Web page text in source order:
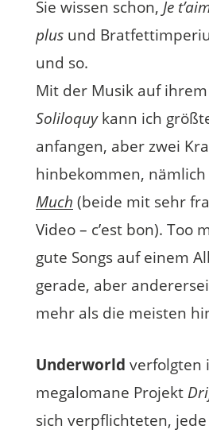
Sie wissen schon, Je
plusund
und so.
Mit der Musik auf
Soliloquykann ich
anfangen, aber zwei
hinbekommen, nämlich
Much (beide mit sehr
Video – c’est bon). Too
gute Songs auf einem
gerade, aber
mehr als die meisten
Underworld verfolgten
megalomane Projekt
sich verpflichteten,